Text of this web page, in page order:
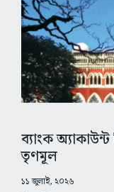
ব্যাংক
তৃণমূল
১১ জুলাই, ২০২৬